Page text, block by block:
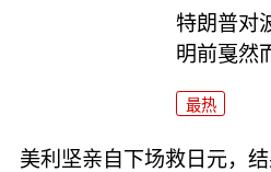
特朗普对
明前戛然
最热
美利坚亲自下场救日元，